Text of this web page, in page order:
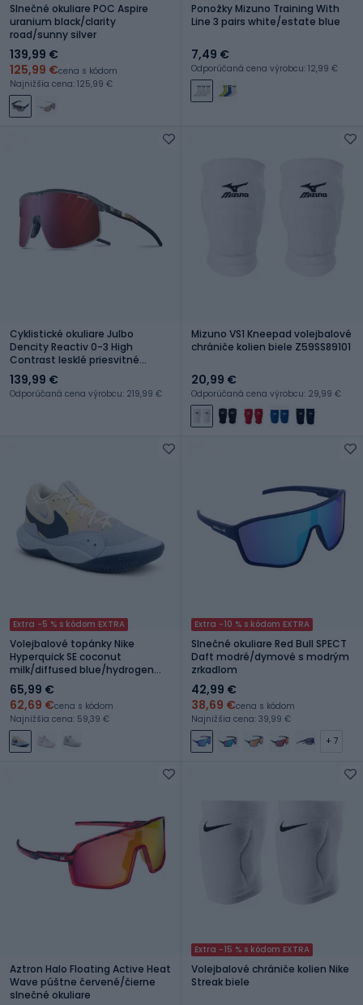
Slnečné okuliare POC Aspire
uranium black/clarity
road/sunny silver
139,99 €
125,99 €cena s kódom
Najnižšia cena: 125,99 €
Ponožky Mizuno Training With
Line 3 pairs white/estate blue
7,49 €
Odporúčaná cena výrobcu: 12,99 €
Cyklistické okuliare Julbo
Dencity Reactiv 0-3 High
Contrast lesklé priesvitné
čierne/cooper
139,99 €
Odporúčaná cena výrobcu: 219,99 €
Mizuno VS1 Kneepad volejbalové
chrániče kolien biele Z59SS89101
20,99 €
Odporúčaná cena výrobcu: 29,99 €
Extra -5 % s kódom EXTRA
Volejbalové topánky Nike
Hyperquick SE coconut
milk/diffused blue/hydrogen
blue
65,99 €
62,69 €cena s kódom
Najnižšia cena: 59,39 €
Extra -10 % s kódom EXTRA
Slnečné okuliare Red Bull SPECT
Daft modré/dymové s modrým
zrkadlom
42,99 €
38,69 €cena s kódom
Najnižšia cena: 39,99 €
+ 7
Aztron Halo Floating Active Heat
Wave púštne červené/čierne
slnečné okuliare
Extra -15 % s kódom EXTRA
Volejbalové chrániče kolien Nike
Streak biele